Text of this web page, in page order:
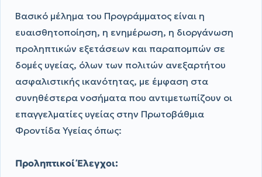
Βασικό μέλημα του Προγράμματος είναι η
ευαισθητοποίηση, η ενημέρωση, η διοργάνωση
προληπτικών εξετάσεων και παραπομπών σε
δομές υγείας, όλων των πολιτών ανεξαρτήτου
ασφαλιστικής ικανότητας, με έμφαση στα
συνηθέστερα νοσήματα που αντιμετωπίζουν οι
επαγγελματίες υγείας στην Πρωτοβάθμια
Φροντίδα Υγείας όπως:
Προληπτικοί Έλεγχοι: